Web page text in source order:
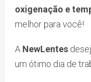
oxigenação e
melhor para você!
A NewLentes
um ótimo dia de